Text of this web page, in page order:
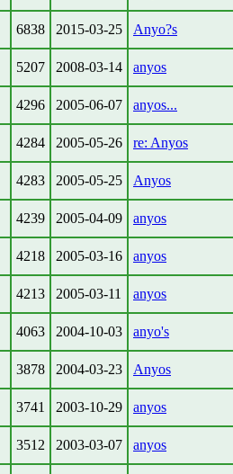
6838 2015-03-25 Anyo?s
5207 2008-03-14 anyos
4296 2005-06-07 anyos...
4284 2005-05-26 re: Anyos
4283 2005-05-25 Anyos
4239 2005-04-09 anyos
4218 2005-03-16 anyos
4213 2005-03-11 anyos
4063 2004-10-03 anyo's
3878 2004-03-23 Anyos
3741 2003-10-29 anyos
3512 2003-03-07 anyos